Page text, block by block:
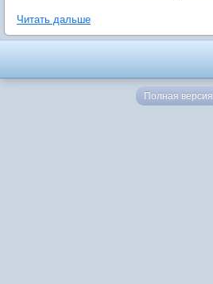
Читать дальше
Полная версия